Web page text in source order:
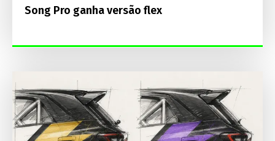
Song Pro ganha versão flex